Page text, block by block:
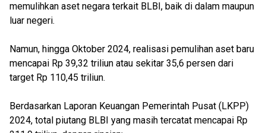
memulihkan aset negara terkait BLBI, baik di dalam maupun
luar negeri.
Namun, hingga Oktober 2024, realisasi pemulihan aset baru
mencapai Rp 39,32 triliun atau sekitar 35,6 persen dari
target Rp 110,45 triliun.
Berdasarkan Laporan Keuangan Pemerintah Pusat (LKPP)
2024, total piutang BLBI yang masih tercatat mencapai Rp